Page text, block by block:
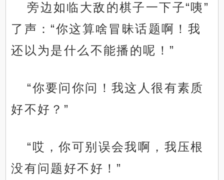
旁边如临大敌的棋子一下子“咦”
了声：“你这算啥冒昧话题啊！我
还以为是什么不能播的呢！”
“你要问你问！我这人很有素质
好不好？”
“哎，你可别误会我啊，我压根
没有问题好不好！”